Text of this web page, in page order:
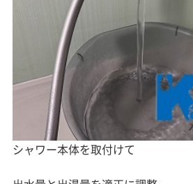
シャワー本体を取付けて